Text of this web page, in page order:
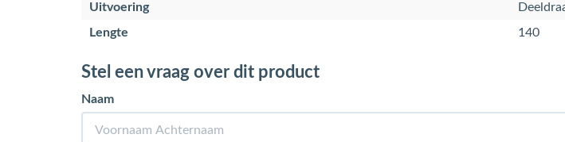
Uitvoering
Lengte
140
Stel een vraag over dit product
Naam